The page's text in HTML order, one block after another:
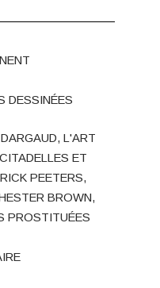
DESSINÉES
DARGAUD, L'ART
CITADELLES ET
PEETERS,
BROWN,
PROSTITUÉES